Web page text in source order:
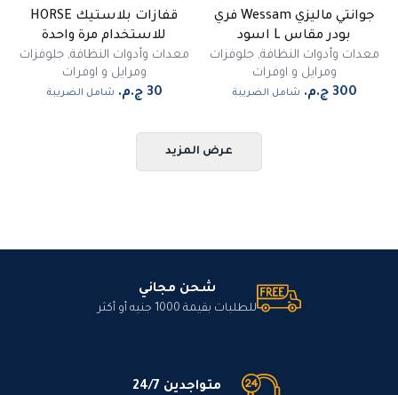
غير متوفر
جوانتي ماليزي Wessam فري
بودر مقاس L اسود
معدات وأدوات النظافة,جلوفزات
ومرايل و اوفرات
شامل الضريبة
قفازات بلاستيك HORSE
للاستخدام مرة واحدة
معدات وأدوات النظافة,جلوفزات
ومرايل و اوفرات
شامل الضريبة
عرض المزيد
شحن مجاني
للطلبات بقيمة 1000 جنيه أو أكثر
متواجدين 24/7